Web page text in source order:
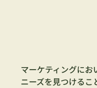
マーケティングにお
ニーズを見つけるこ